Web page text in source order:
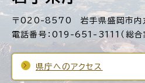
〒020-8570 岩手県盛岡市内
電話番号：019-651-3111（総合
県庁へのアクセス